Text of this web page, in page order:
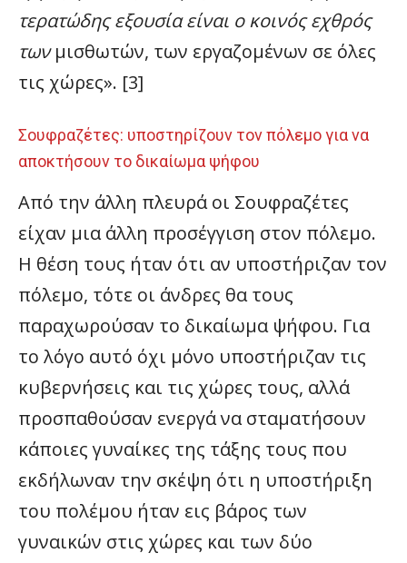
τερατώδης εξουσία είναι ο κοινός εχθρός
τωνμισθωτών, των εργαζομένων σε όλες
τις χώρες». [3]
Σουφραζέτες: υποστηρίζουν τον πόλεμο για να
αποκτήσουν το δικαίωμα ψήφου
Από την άλλη πλευρά οι Σουφραζέτες
είχαν μια άλλη προσέγγιση στον πόλεμο.
Η θέση τους ήταν ότι αν υποστήριζαν τον
πόλεμο, τότε οι άνδρες θα τους
παραχωρούσαν το δικαίωμα ψήφου. Για
το λόγο αυτό όχι μόνο υποστήριζαν τις
κυβερνήσεις και τις χώρες τους, αλλά
προσπαθούσαν ενεργά να σταματήσουν
κάποιες γυναίκες της τάξης τους που
εκδήλωναν την σκέψη ότι η υποστήριξη
του πολέμου ήταν εις βάρος των
γυναικών στις χώρες και των δύο